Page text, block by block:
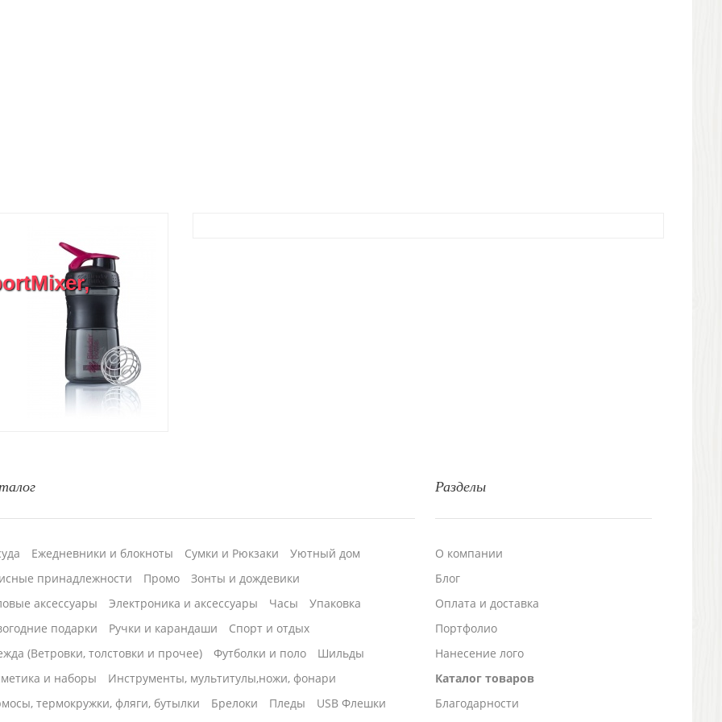
Разделы
О компании
Блог
Оплата и доставка
Портфолио
Нанесение лого
Каталог товаров
Благодарности
Ежедневники и блокноты Сумки и Рюкзаки
Уютный дом
принадлежности
Промо
Зонты и дождевики
аксессуары
Электроника и аксессуары Часы
Упаковка
подарки
Ручки и карандаши
Спорт и отдых
(Ветровки, толстовки и прочее)
Футболки и поло
Шильды
и наборы
Инструменты, мультитулы,ножи, фонари
термокружки, фляги, бутылки
Брелоки Пледы
USB Флешки